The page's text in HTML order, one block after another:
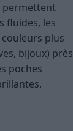
permettent
fluides, les
plus
bijoux) près
poches